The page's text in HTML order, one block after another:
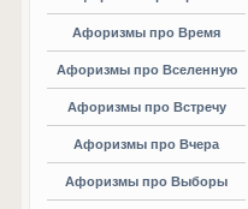
Афоризмы про Время
Афоризмы про Вселенную
Афоризмы про Встречу
Афоризмы про Вчера
Афоризмы про Выборы